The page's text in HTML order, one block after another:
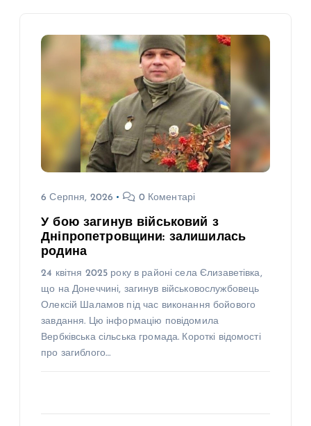
6 Серпня, 2026 0 Коментарі
У бою загинув військовий з
Дніпропетровщини: залишилась
родина
24 квітня 2025 року в районі села Єлизаветівка,
що на Донеччині, загинув військовослужбовець
Олексій Шаламов під час виконання бойового
завдання. Цю інформацію повідомила
Вербківська сільська громада. Короткі відомості
про загиблого…